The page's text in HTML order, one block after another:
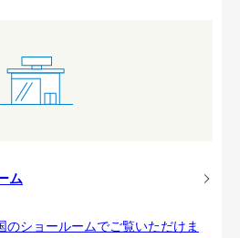
ム
のショールームでご覧いただけま